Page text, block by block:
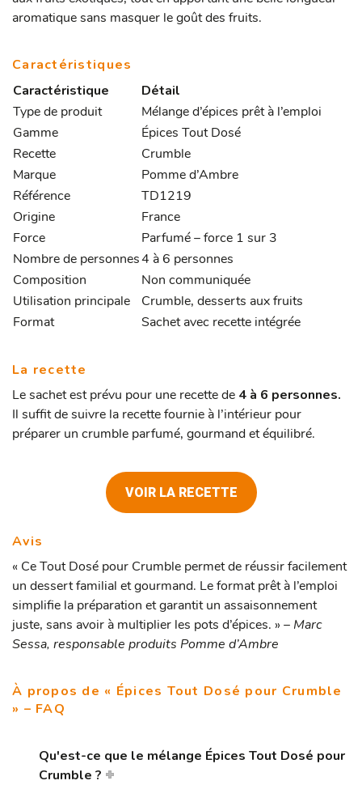
aromatique sans masquer le goût des fruits.
Caractéristiques
Caractéristique
Détail
Type de produit
Mélange d’épices prêt à l’emploi
Gamme
Épices Tout Dosé
Recette
Crumble
Marque
Pomme d’Ambre
Référence
TD1219
Origine
France
Force
Parfumé – force 1 sur 3
Nombre de personnes4 à 6 personnes
Composition
Non communiquée
Utilisation principale
Crumble, desserts aux fruits
Format
Sachet avec recette intégrée
La recette
Le sachet est prévu pour une recette de 4 à 6 personnes.
Il suffit de suivre la recette fournie à l’intérieur pour
préparer un crumble parfumé, gourmand et équilibré.
VOIR LA RECETTE
Avis
« Ce Tout Dosé pour Crumble permet de réussir facilement
un dessert familial et gourmand. Le format prêt à l’emploi
simplifie la préparation et garantit un assaisonnement
juste, sans avoir à multiplier les pots d’épices. » – Marc
Sessa, responsable produits Pomme d’Ambre
À propos de « Épices Tout Dosé pour Crumble
» – FAQ
Qu'est-ce que le mélange Épices Tout Dosé pour
Crumble ?